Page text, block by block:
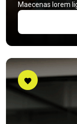
Maecenas lorem